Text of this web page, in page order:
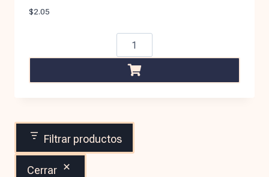
$2.05
Filtrar productos
Cerrar